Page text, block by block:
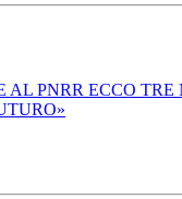
AL PNRR ECCO